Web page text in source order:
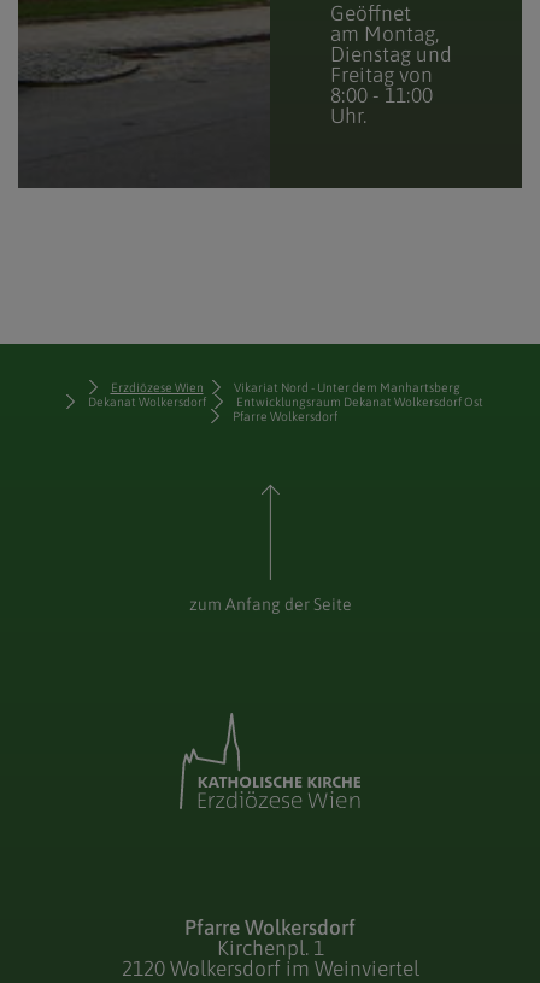
Geöffnet
am Montag,
Dienstag und
Freitag von
8:00 - 11:00
Uhr.
Erzdiözese Wien
Vikariat Nord - Unter dem Manhartsberg
Dekanat Wolkersdorf
Entwicklungsraum Dekanat Wolkersdorf Ost
Pfarre Wolkersdorf
zum Anfang der Seite
Pfarre Wolkersdorf
Kirchenpl. 1
2120 Wolkersdorf im Weinviertel